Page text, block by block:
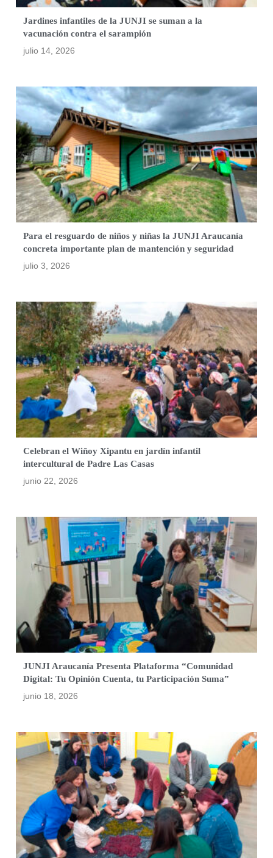
Jardines infantiles de la JUNJI se suman a la
vacunación contra el sarampión
julio 14, 2026
Para el resguardo de niños y niñas la JUNJI Araucanía
concreta importante plan de mantención y seguridad
julio 3, 2026
Celebran el Wiñoy Xipantu en jardín infantil
intercultural de Padre Las Casas
junio 22, 2026
JUNJI Araucanía Presenta Plataforma “Comunidad
Digital: Tu Opinión Cuenta, tu Participación Suma”
junio 18, 2026